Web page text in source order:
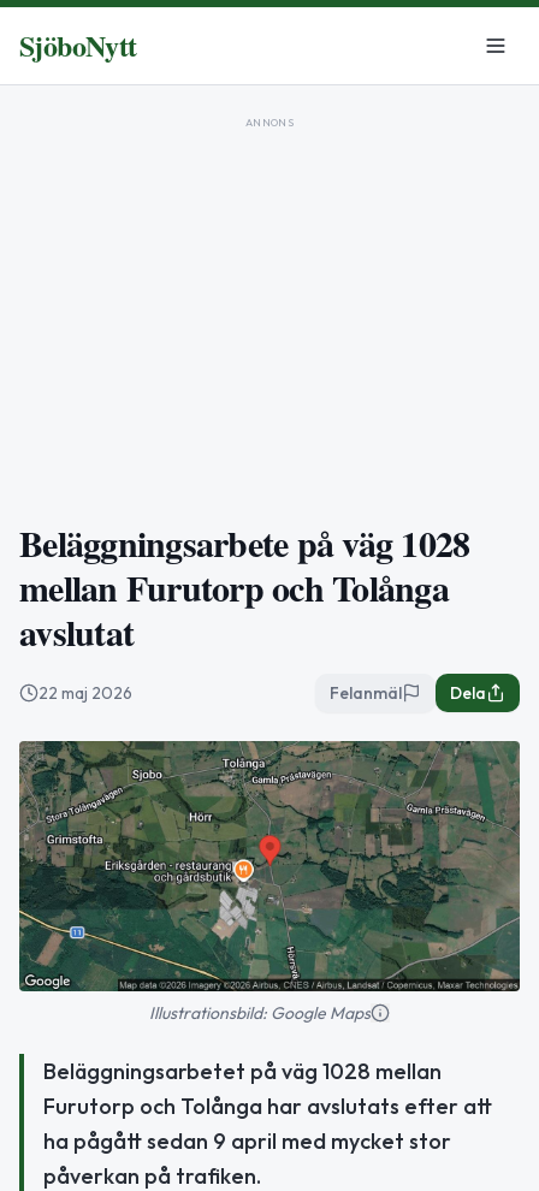
SjöboNytt
ANNONS
Beläggningsarbete på väg 1028
mellan Furutorp och Tolånga
avslutat
22 maj 2026 Felanmäl Dela
Illustrationsbild: Google Maps
Beläggningsarbetet på väg 1028 mellan
Furutorp och Tolånga har avslutats efter att
ha pågått sedan 9 april med mycket stor
påverkan på trafiken.